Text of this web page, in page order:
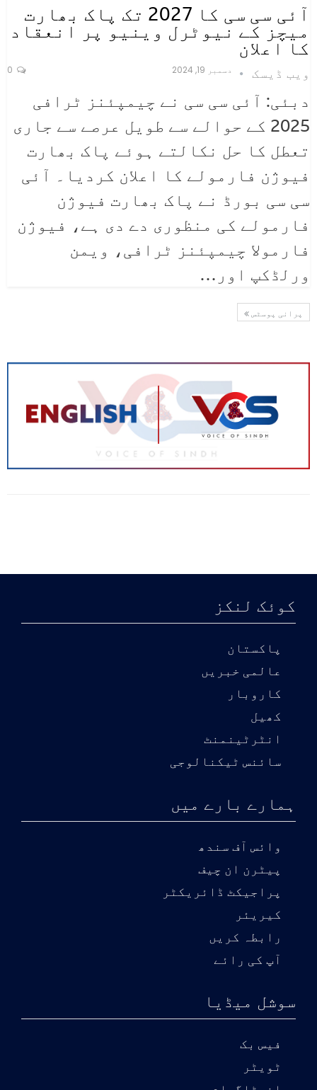
آئی سی سی کا 2027 تک پاک بھارت
میچز کے نیوٹرل وینیو پر انعقاد
کا اعلان
ویب ڈیسک دسمبر 19, 2024
دبئی: آئی سی سی نے چیمپئنز ٹرافی
2025 کے حوالے سے طویل عرصے سے جاری
تعطل کا حل نکالتے ہوئے پاک بھارت
فیوژن فارمولے کا اعلان کردیا۔ آئی
سی سی بورڈ نے پاک بھارت فیوژن
فارمولے کی منظوری دے دی ہے، فیوژن
فارمولا چیمپئنز ٹرافی، ویمن
ورلڈکپ اور…
پرانی پوسٹس
کوئک لنکز
پاکستان
عالمی خبریں
کاروبار
کھیل
انٹرٹینمنٹ
سائنس ٹیکنالوجی
ہمارے بارے میں
وائس آف سندھ
پیٹرن ان چیف
پراجیکٹ ڈائریکٹر
کیریئر
رابطہ کریں
آپ کی رائے
سوشل میڈیا
فیس بک
ٹویٹر